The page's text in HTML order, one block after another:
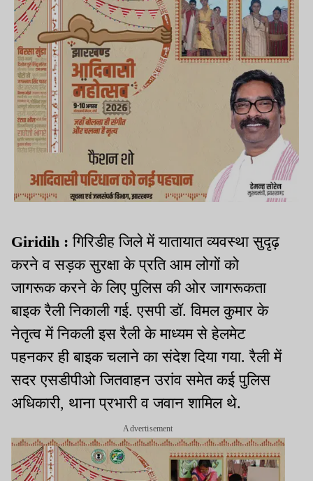
Giridih :गिरिडीह जिले में यातायात व्यवस्था सुदृढ़
करने व सड़क सुरक्षा के प्रति आम लोगों को
जागरूक करने के लिए पुलिस की ओर जागरूकता
बाइक रैली निकाली गई. एसपी डॉ. विमल कुमार के
नेतृत्व में निकली इस रैली के माध्यम से हेलमेट
पहनकर ही बाइक चलाने का संदेश दिया गया. रैली में
सदर एसडीपीओ जितवाहन उरांव समेत कई पुलिस
अधिकारी, थाना प्रभारी व जवान शामिल थे.
Advertisement